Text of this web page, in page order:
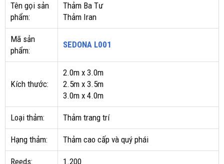
Tên gọi sản
phẩm:
Thảm Ba Tư
Thảm Iran
Mã sản
phẩm:
SEDONA L001
Kích thước:
2.0m x 3.0m
2.5m x 3.5m
3.0m x 4.0m
Loại thảm: Thảm trang trí
Hạng thảm: Thảm cao cấp và quý phái
Reeds: 1.200